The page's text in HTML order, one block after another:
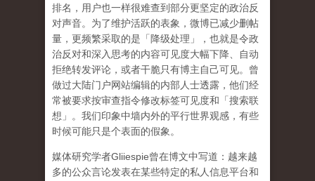
排名，用户也一样很难查到部分更坚定的政治反
对声音。为了维护活跃的表象，微博已减少删帖
量，更频繁采取的是「降级处理」，也就是令政
治反对和深入思考的内容可见度大幅下降、自动
拒绝转发评论，或者干脆只有博主自己可见。曾
做过大陆门户网站编辑的内部人士透露，他们经
常被要求按审查指令修改标签可见度和「搜索联
想」。 我们印象中墙内外的平行世界观感，有些
时候可能只是个表面的假象。
媒体研究学者Gliiespie曾在博文中写道：越来越
多的公众言论发表在某些特定的私人信息平台和